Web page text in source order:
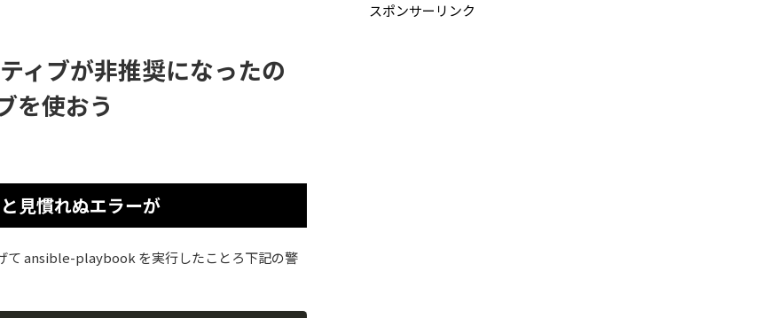
ィブが非推奨になったの
を使おう
見慣れぬエラーが
て ansible-playbook を実行したことろ下記の警
スポンサーリンク